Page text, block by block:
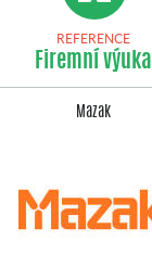
REFERENCE
Firemní výuka
Mazak